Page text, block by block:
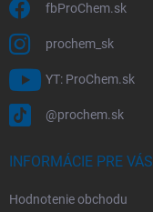
fbProChem.sk
prochem_sk
YT: ProChem.sk
@prochem.sk
INFORMÁCIE PRE VÁS
Hodnotenie obchodu